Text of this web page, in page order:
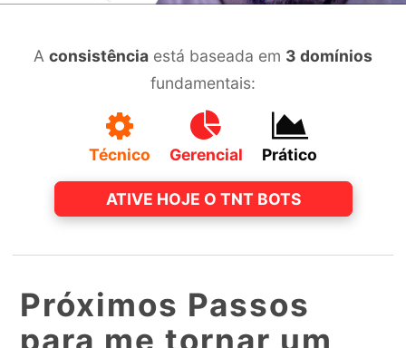
A consistência está baseada em 3 domínios
fundamentais:
Técnico Gerencial Prático
ATIVE HOJE O TNT BOTS
Próximos Passos
para me tornar um